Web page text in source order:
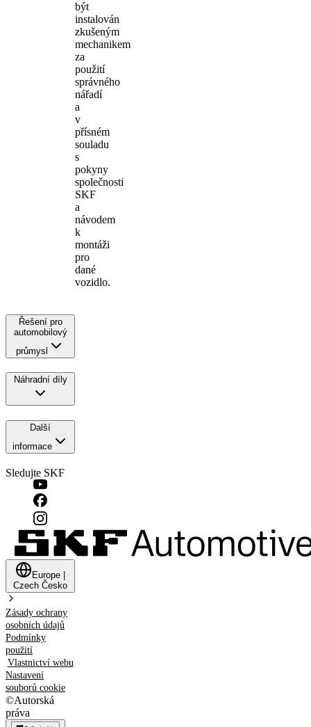
být
instalován
zkušeným
mechanikem
za
použití
správného
nářadí
a
v
přísném
souladu
s
pokyny
společnosti
SKF
a
návodem
k
montáži
pro
dané
vozidlo.
Řešení pro
automobilový
průmysl
Náhradní díly
Další
informace
Sledujte SKF
Europe
Czech Česko
Zásady ochrany
osobních údajů
Podmínky
použití
Vlastnictví webu
Nastavení
souborů cookie
©Autorská
práva